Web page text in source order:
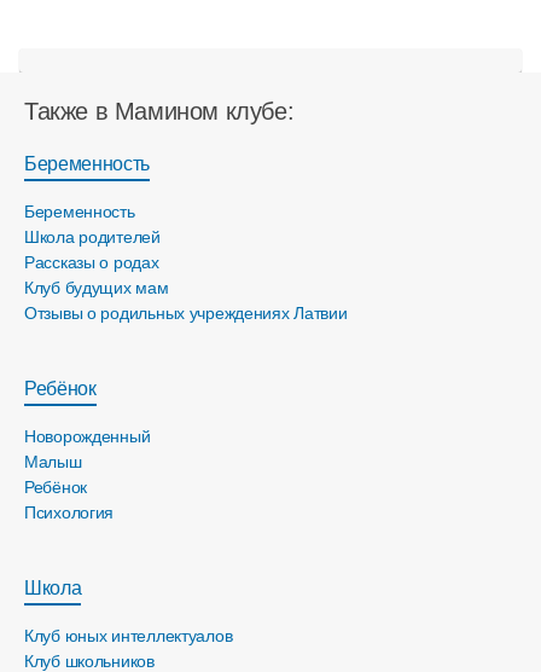
Также в Мамином клубе:
Беременность
Беременность
Школа родителей
Рассказы о родах
Клуб будущих мам
Отзывы о родильных учреждениях Латвии
Ребёнок
Новорожденный
Малыш
Ребёнок
Психология
Школа
Клуб юных интеллектуалов
Клуб школьников